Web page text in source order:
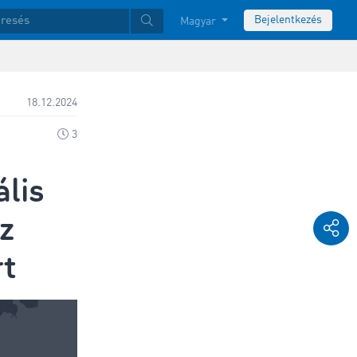
Magyar Bejelentkezés
18.12.2024
3